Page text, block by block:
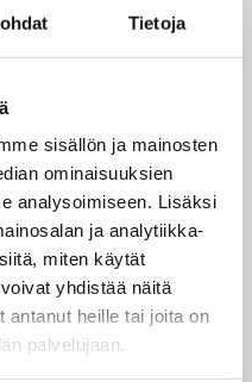
Tietoja
sisällön ja mainosten
ominaisuuksien
analysoimiseen. Lisäksi
ja analytiikka-
miten käytät
yhdistää näitä
antanut heille tai joita on
palvelujaan.
myös